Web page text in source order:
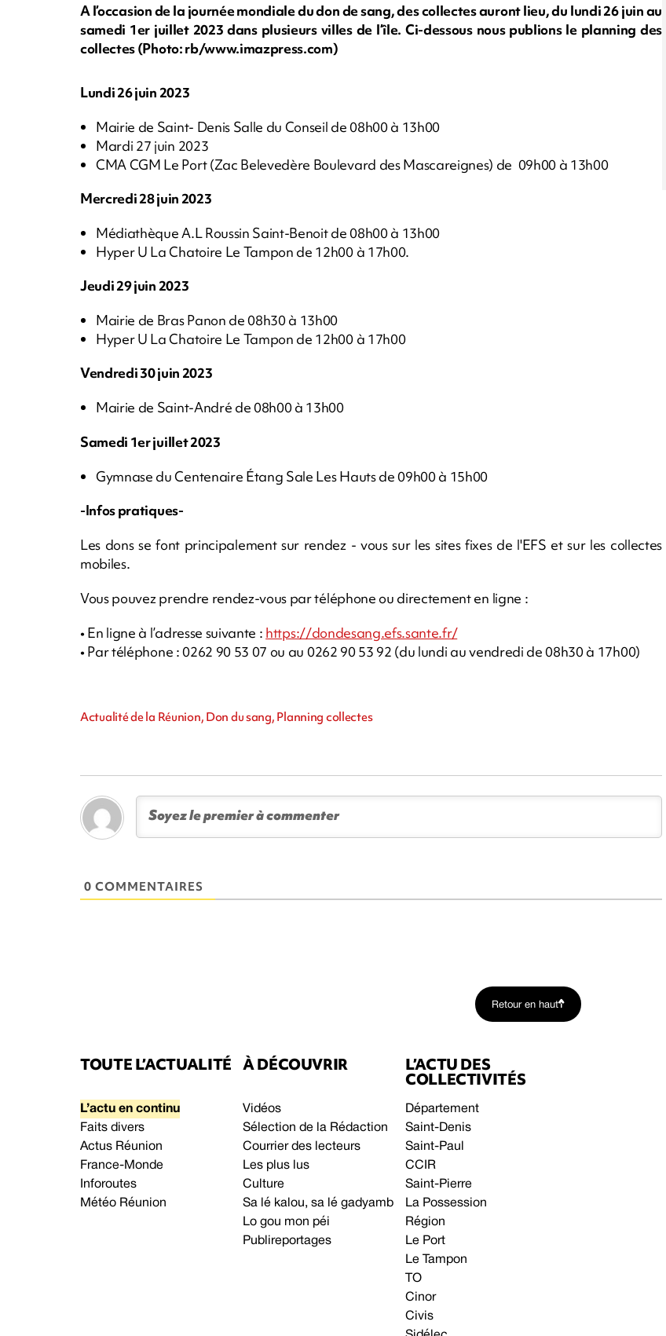
A l’occasion de la journée mondiale du don de sang, des collectes auront lieu, du lundi 26 juin au
samedi 1er juillet 2023 dans plusieurs villes de l’île. Ci-dessous nous publions le planning des
collectes (Photo: rb/www.imazpress.com)
Lundi 26 juin 2023
Mairie de Saint- Denis Salle du Conseil de 08h00 à 13h00
Mardi 27 juin 2023
CMA CGM Le Port (Zac Belevedère Boulevard des Mascareignes) de 09h00 à 13h00
Mercredi 28 juin 2023
Médiathèque A.L Roussin Saint-Benoit de 08h00 à 13h00
Hyper U La Chatoire Le Tampon de 12h00 à 17h00.
Jeudi 29 juin 2023
Mairie de Bras Panon de 08h30 à 13h00
Hyper U La Chatoire Le Tampon de 12h00 à 17h00
Vendredi 30 juin 2023
Mairie de Saint-André de 08h00 à 13h00
Samedi 1er juillet 2023
Gymnase du Centenaire Étang Sale Les Hauts de 09h00 à 15h00
-Infos pratiques-
Les dons se font principalement sur rendez - vous sur les sites fixes de l'EFS et sur les collectes
mobiles.
Vous pouvez prendre rendez-vous par téléphone ou directement en ligne :
• En ligne à l’adresse suivante : https://dondesang.efs.sante.fr/
• Par téléphone : 0262 90 53 07 ou au 0262 90 53 92 (du lundi au vendredi de 08h30 à 17h00)
Actualité de la Réunion, Don du sang, Planning collectes
0 COMMENTAIRES
Retour en haut
TOUTE L’ACTUALITÉ
L’actu en continu
Faits divers
Actus Réunion
France-Monde
Inforoutes
Météo Réunion
À DÉCOUVRIR
Vidéos
Sélection de la Rédaction
Courrier des lecteurs
Les plus lus
Culture
Sa lé kalou, sa lé gadyamb
Lo gou mon péi
Publireportages
L’ACTU DES
COLLECTIVITÉS
Département
Saint-Denis
Saint-Paul
CCIR
Saint-Pierre
La Possession
Région
Le Port
Le Tampon
TO
Cinor
Civis